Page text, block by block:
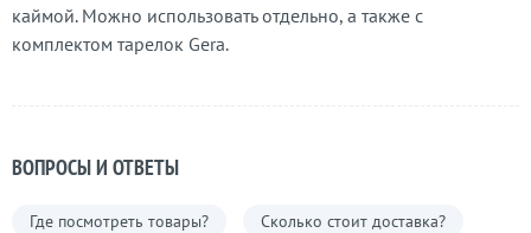
каймой. Можно использовать отдельно, а также с
комплектом тарелок Gera.
ВОПРОСЫ И ОТВЕТЫ
Где посмотреть товары? Сколько стоит доставка?